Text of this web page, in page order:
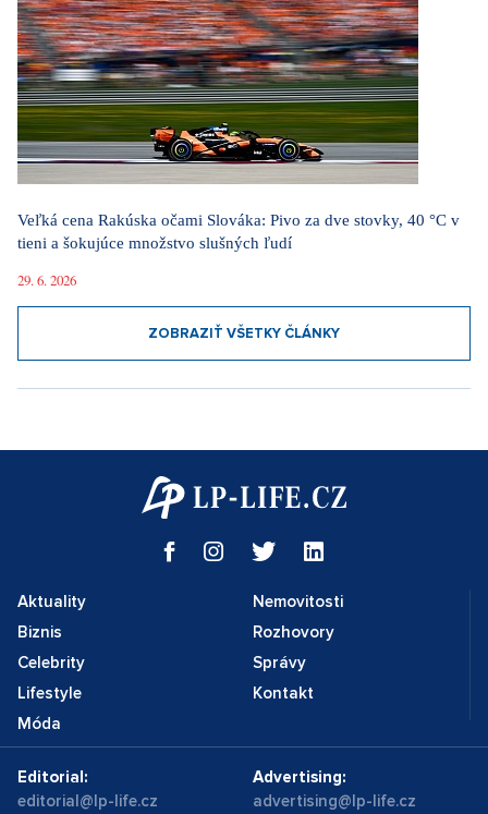
Veľká cena Rakúska očami Slováka: Pivo za dve stovky, 40 °C v
tieni a šokujúce množstvo slušných ľudí
29. 6. 2026
ZOBRAZIŤ VŠETKY ČLÁNKY
Aktuality
Biznis
Celebrity
Lifestyle
Móda
Nemovitosti
Rozhovory
Správy
Kontakt
Editorial:
editorial@lp-life.cz
Advertising:
advertising@lp-life.cz